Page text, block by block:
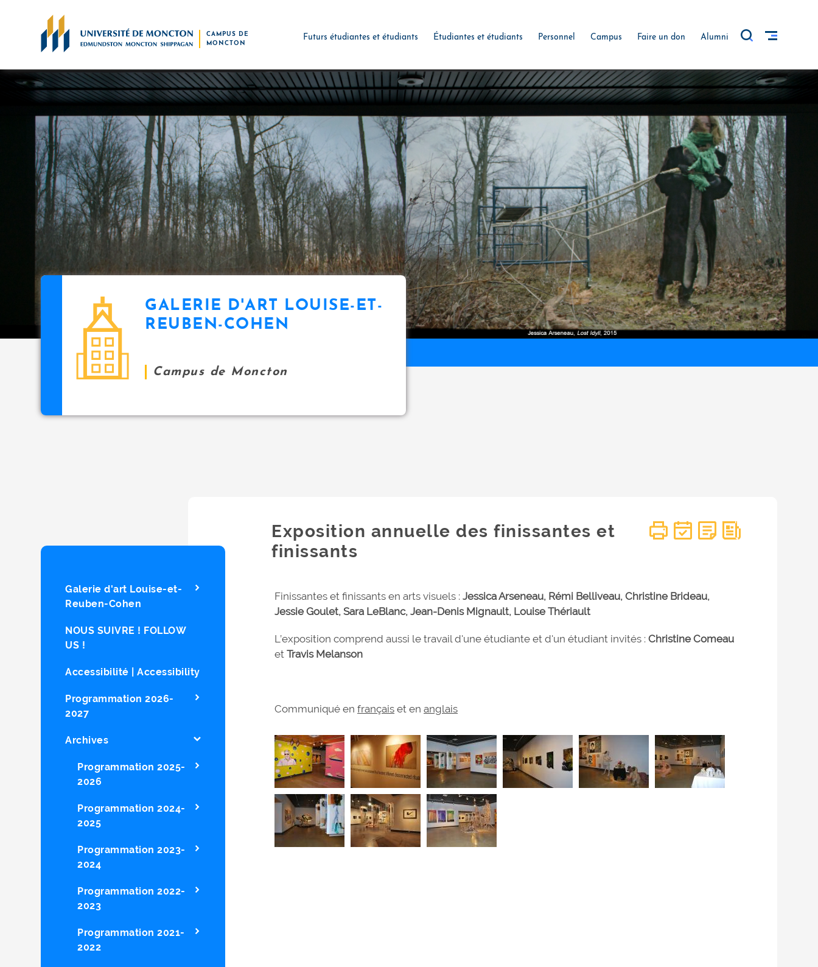
CAMPUS DE
MONCTON
Futurs étudiantes et étudiants Étudiantes et étudiants Personnel Campus Faire un don Alumni
GALERIE D'ART LOUISE-ET-
REUBEN-COHEN
Campus de Moncton
Galerie d'art Louise-et-
Reuben-Cohen
NOUS SUIVRE ! FOLLOW
US !
Accessibilité | Accessibility
Programmation 2026-
2027
Archives
Programmation 2025-
2026
Programmation 2024-
2025
Programmation 2023-
2024
Programmation 2022-
2023
Programmation 2021-
2022
Exposition annuelle des finissantes et
finissants
Finissantes et finissants en arts visuels :Jessica Arseneau, Rémi Belliveau, Christine Brideau,
Jessie Goulet, Sara LeBlanc, Jean-Denis Mignault, Louise Thériault
L’exposition comprend aussi le travail d'une étudiante et d'un étudiant invités :Christine Comeau
etTravis Melanson
Communiqué enfrançais et enanglais